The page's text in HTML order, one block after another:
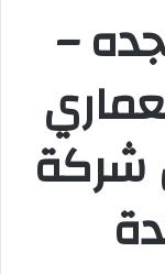
–
شركة